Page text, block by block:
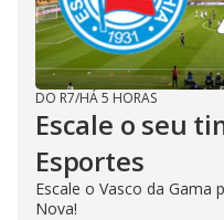
DO R7/HÁ 5 HORAS
Escale o seu
Esportes
Escale o Vasco da
Nova!